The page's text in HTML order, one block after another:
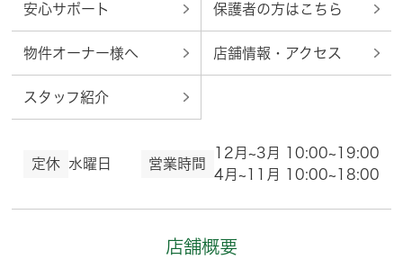
安心サポート 保護者の方はこちら
物件オーナー様へ 店舗情報・アクセス
スタッフ紹介
定休 水曜日 営業時間
12月~3月 10:00~19:00
4月~11月 10:00~18:00
店舗概要